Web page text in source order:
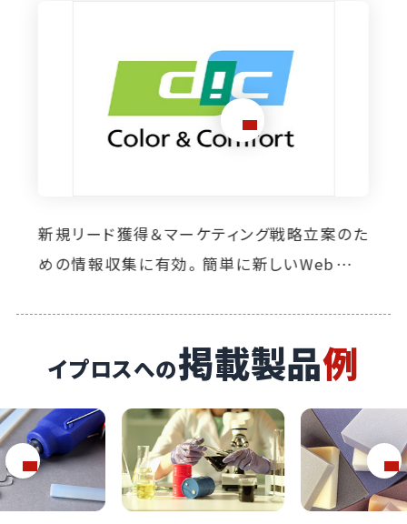
営業効率が飛躍的に向上。イプロスは「面談に
漕ぎつけるためのツール」として活躍していま
イプロスへの掲載製品例